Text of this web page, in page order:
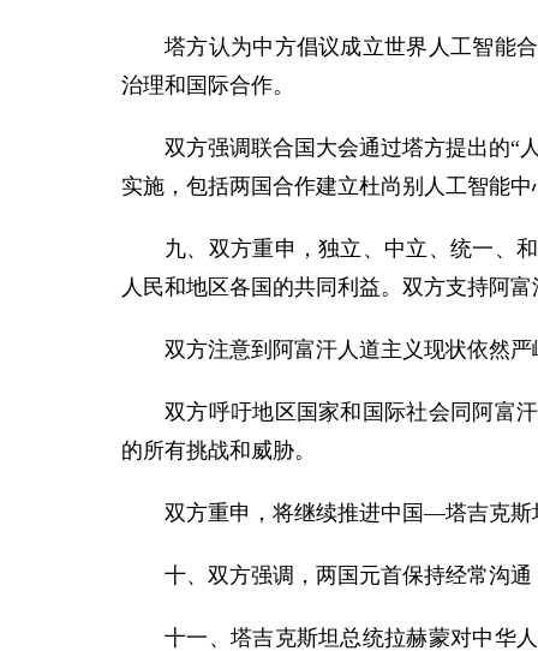
塔方认为中方倡议成立世界人工智能
治理和国际合作。
双方强调联合国大会通过塔方提出的“
实施，包括两国合作建立杜尚别人工智能
九、双方重申，独立、中立、统一、
人民和地区各国的共同利益。双方支持阿
双方注意到阿富汗人道主义现状依然
双方呼吁地区国家和国际社会同阿富
的所有挑战和威胁。
双方重申，将继续推进中国—塔吉克
十、双方强调，两国元首保持经常沟
十一、塔吉克斯坦总统拉赫蒙对中华